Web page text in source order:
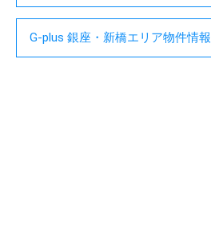
G-plus 銀座・新橋エリア物件情報